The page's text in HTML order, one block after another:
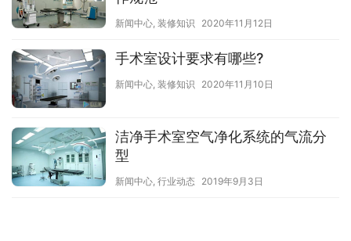
新闻中心 装修知识 2020年11月12日
手术室设计要求有哪些?
新闻中心 装修知识 2020年11月10日
洁净手术室空气净化系统的气流分
型
新闻中心 行业动态 2019年9月3日